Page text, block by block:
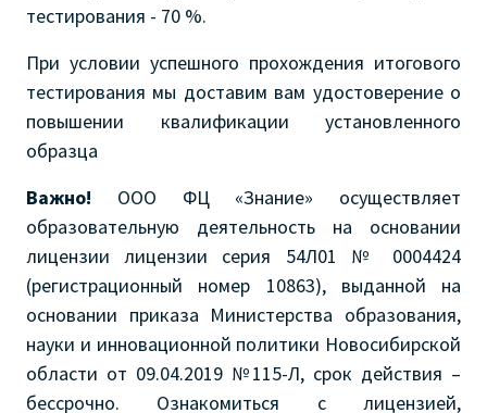
тестирования - 70 %.
При условии успешного прохождения итогового
тестирования мы доставим вам удостоверение о
повышении квалификации установленного
образца
Важно! ООО ФЦ «Знание» осуществляет
образовательную деятельность на основании
лицензии лицензии серия 54Л01 № 0004424
(регистрационный номер 10863), выданной на
основании приказа Министерства образования,
науки и инновационной политики Новосибирской
области от 09.04.2019 №115-Л, срок действия –
бессрочно. Ознакомиться с лицензией,